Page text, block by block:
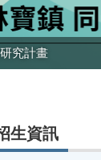
究計畫
生資訊